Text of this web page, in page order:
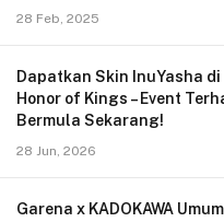
28 Feb, 2025
Dapatkan Skin InuYasha di
Honor of Kings – Event
Bermula Sekarang!
28 Jun, 2026
Garena x KADOKAWA Umum